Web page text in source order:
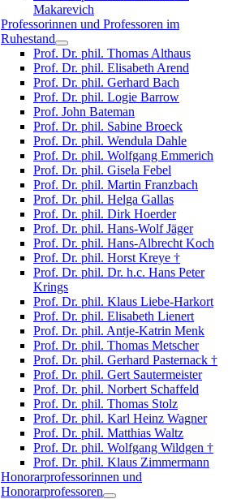
Makarevich
Professorinnen und Professoren im
Ruhestand
Prof. Dr. phil. Thomas Althaus
Prof. Dr. phil. Elisabeth Arend
Prof. Dr. phil. Gerhard Bach
Prof. Dr. phil. Logie Barrow
Prof. John Bateman
Prof. Dr. phil. Sabine Broeck
Prof. Dr. phil. Wendula Dahle
Prof. Dr. phil. Wolfgang Emmerich
Prof. Dr. phil. Gisela Febel
Prof. Dr. phil. Martin Franzbach
Prof. Dr. phil. Helga Gallas
Prof. Dr. phil. Dirk Hoerder
Prof. Dr. phil. Hans-Wolf Jäger
Prof. Dr. phil. Hans-Albrecht Koch
Prof. Dr. phil. Horst Kreye †
Prof. Dr. phil. Dr. h.c. Hans Peter
Krings
Prof. Dr. phil. Klaus Liebe-Harkort
Prof. Dr. phil. Elisabeth Lienert
Prof. Dr. phil. Antje-Katrin Menk
Prof. Dr. phil. Thomas Metscher
Prof. Dr. phil. Gerhard Pasternack †
Prof. Dr. phil. Gert Sautermeister
Prof. Dr. phil. Norbert Schaffeld
Prof. Dr. phil. Thomas Stolz
Prof. Dr. phil. Karl Heinz Wagner
Prof. Dr. phil. Matthias Waltz
Prof. Dr. phil. Wolfgang Wildgen †
Prof. Dr. phil. Klaus Zimmermann
Honorarprofessorinnen und
Honorarprofessoren